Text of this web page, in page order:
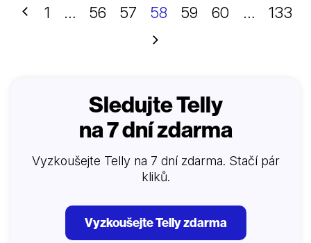
Okrem toho, že si chce uplatniť nárok na zdedený
majetok, stretáva sa s množstvom obyčajných ľudí.
Sú medzi nimi učiteľka Lydka, futbalový tréner Tóno,
Předchozí
1 … 56 57 58 59 60 …
133
Další
Sledujte Telly
na 7 dní zdarma
Vyzkoušejte Telly na 7 dní zdarma. Stačí pár
kliků.
Vyzkoušejte Telly zdarma